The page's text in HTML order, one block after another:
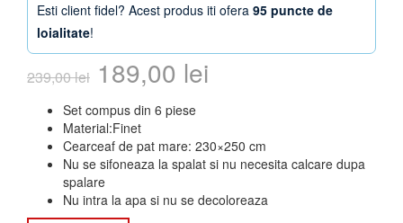
Esti client fidel? Acest produs iti ofera 95 puncte de
loialitate!
239,00lei Prețul
inițial
a
fost:
239,00 lei.
189,00 lei
este:
189,00 lei.
Set compus din 6 piese
Material:Finet
Cearceaf de pat mare: 230×250 cm
Nu se sifoneaza la spalat si nu necesita calcare dupa
spalare
Nu intra la apa si nu se decoloreaza